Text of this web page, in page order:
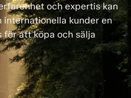
och expertis kan
internationella kunder en
att köpa och sälja